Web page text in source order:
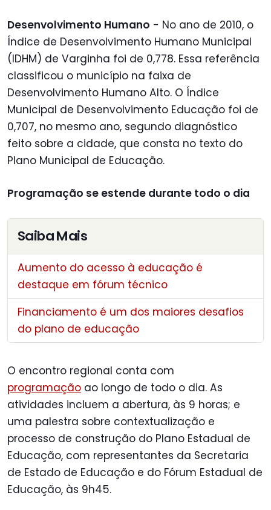
Desenvolvimento Humano - No ano de 2010, o
Índice de Desenvolvimento Humano Municipal
(IDHM) de Varginha foi de 0,778. Essa referência
classificou o município na faixa de
Desenvolvimento Humano Alto. O Índice
Municipal de Desenvolvimento Educação foi de
0,707, no mesmo ano, segundo diagnóstico
feito sobre a cidade, que consta no texto do
Plano Municipal de Educação.
Programação se estende durante todo o dia
Saiba Mais
Aumento do acesso à educação é
destaque em fórum técnico
Financiamento é um dos maiores desafios
do plano de educação
O encontro regional conta com
programação ao longo de todo o dia. As
atividades incluem a abertura, às 9 horas; e
uma palestra sobre contextualização e
processo de construção do Plano Estadual de
Educação, com representantes da Secretaria
de Estado de Educação e do Fórum Estadual de
Educação, às 9h45.